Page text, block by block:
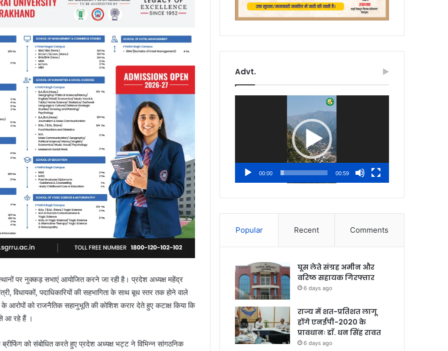
पर नुक्कड़ सभाएं आयोजित करने जा रही है। प्रदेश अध्यक्ष महेंद्र
विधायकों, पदाधिकारियों की सहभागिता के साथ बूथ स्तर तक होने वाले
के आरोपों को राजनैतिक सहानुभूति की कोशिश करार देते हुए कटाक्ष किया कि
आ रहे हैं ।
को संबोधित करते हुए प्रदेश अध्यक्ष भट्ट ने विभिन्न सांगठनिक
Advt.
00:00 00:59
Popular Recent Comments
घूस लेते संग्रह अमीन और
वरिष्ठ सहायक गिरफ्तार
6 days ago
राज्य में शत-प्रतिशत लागू
होंगे एनईपी-2020 के
प्रावधानः डाॅ. धन सिंह रावत
6 days ago